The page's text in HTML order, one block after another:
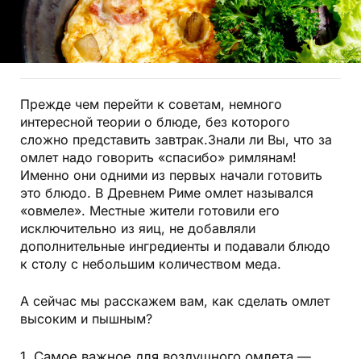
Прежде чем перейти к советам, немного
интересной теории о блюде, без которого
сложно представить завтрак.Знали ли Вы, что за
омлет надо говорить «спасибо» римлянам!
Именно они одними из первых начали готовить
это блюдо. В Древнем Риме омлет назывался
«овмеле». Местные жители готовили его
исключительно из яиц, не добавляли
дополнительные ингредиенты и подавали блюдо
к столу с небольшим количеством меда.
А сейчас мы расскажем вам, как сделать омлет
высоким и пышным?